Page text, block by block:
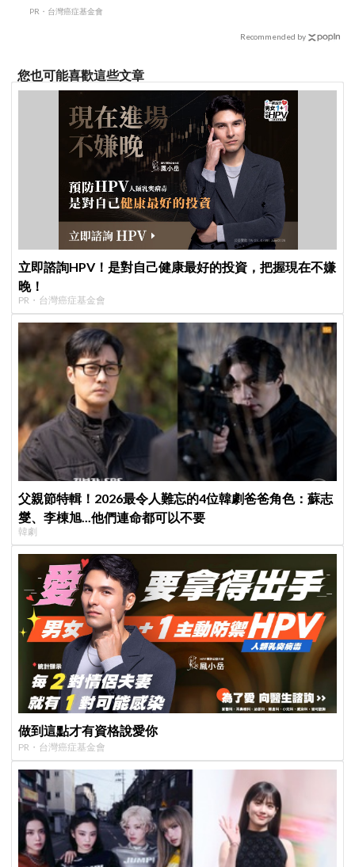
PR・台灣癌症基金會
Recommended by
您也可能喜歡這些文章
立即諮詢HPV！是對自己健康最好的投資，把握現在不嫌
晚！
PR・台灣癌症基金會
父親節特輯！2026最令人難忘的4位韓劇爸爸角色：蘇志
燮、李棟旭...他們連命都可以不要
韓劇
做到這點才有資格說愛你
PR・台灣癌症基金會